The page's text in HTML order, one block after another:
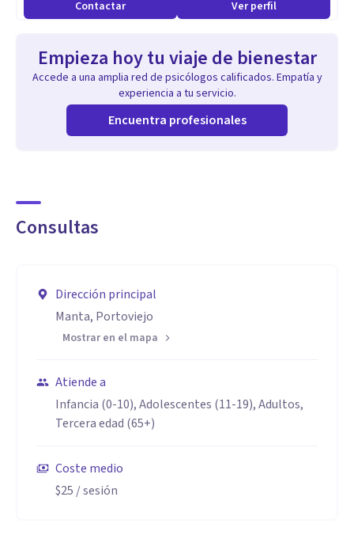
Clínica
Contactar Ver perfil
Empieza hoy tu viaje de bienestar
Accede a una amplia red de psicólogos calificados. Empatía y
experiencia a tu servicio.
Encuentra profesionales
Consultas
Dirección principal
Manta, Portoviejo
Mostrar en el mapa
Atiende a
Infancia (0-10), Adolescentes (11-19), Adultos,
Tercera edad (65+)
Coste medio
$25 / sesión